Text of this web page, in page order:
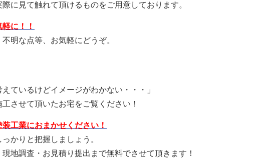
に見て触れて頂けるものをご用意しております。
に！！
明な点等、お気軽にどうぞ。
ているけどイメージがわかない・・・」
させて頂いたお宅をご覧ください！
工業におまかせください！
かりと把握しましょう。
地調査・お見積り提出まで無料でさせて頂きます！